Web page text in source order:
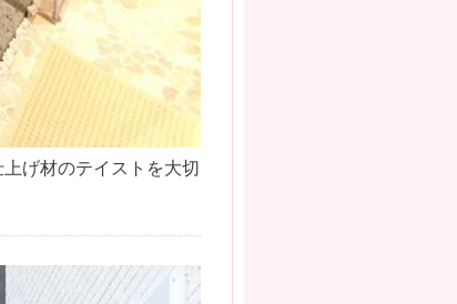
げ材のテイストを大切